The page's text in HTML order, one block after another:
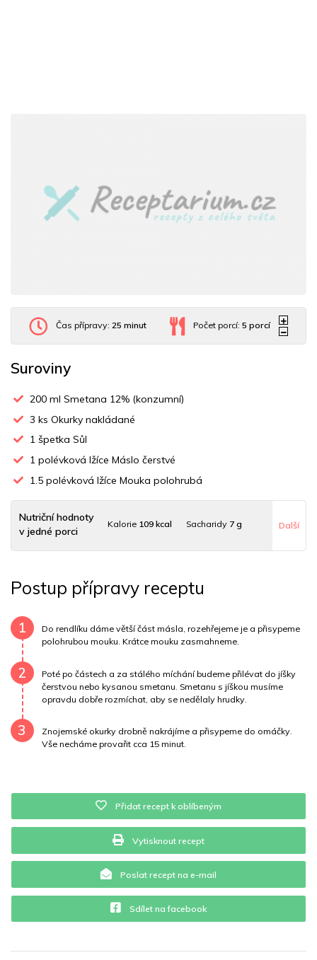
Čas přípravy: 25 minut Počet porcí:5 porcí
Suroviny
200 ml Smetana 12% (konzumní)
3 ks Okurky nakládané
1 špetka Sůl
1 polévková lžíce Máslo čerstvé
1.5 polévková lžíce Mouka polohrubá
Nutriční hodnoty
v jedné porci
Kalorie 109 kcal Sacharidy 7 g
Uhlovodany 5 g Cholesterol 20.8 mg
Draslík 47.6 mg Vláknina 4940.4 mg
Vitamín B120 mg Vitamín C2 mg
Vitamín E
Další
Postup přípravy receptu
1
Do rendlíku dáme větší část másla, rozehřejeme je a přisypeme
polohrubou mouku. Krátce mouku zasmahneme.
2
Poté po částech a za stálého míchání budeme přilévat do jíšky
čerstvou nebo kysanou smetanu. Smetanu s jíškou musíme
opravdu dobře rozmíchat, aby se nedělaly hrudky.
3
Znojemské okurky drobně nakrájíme a přisypeme do omáčky.
Vše necháme provařit cca 15 minut.
Přidat recept k oblíbeným
Vytisknout recept
Poslat recept na e-mail
Sdílet na facebook